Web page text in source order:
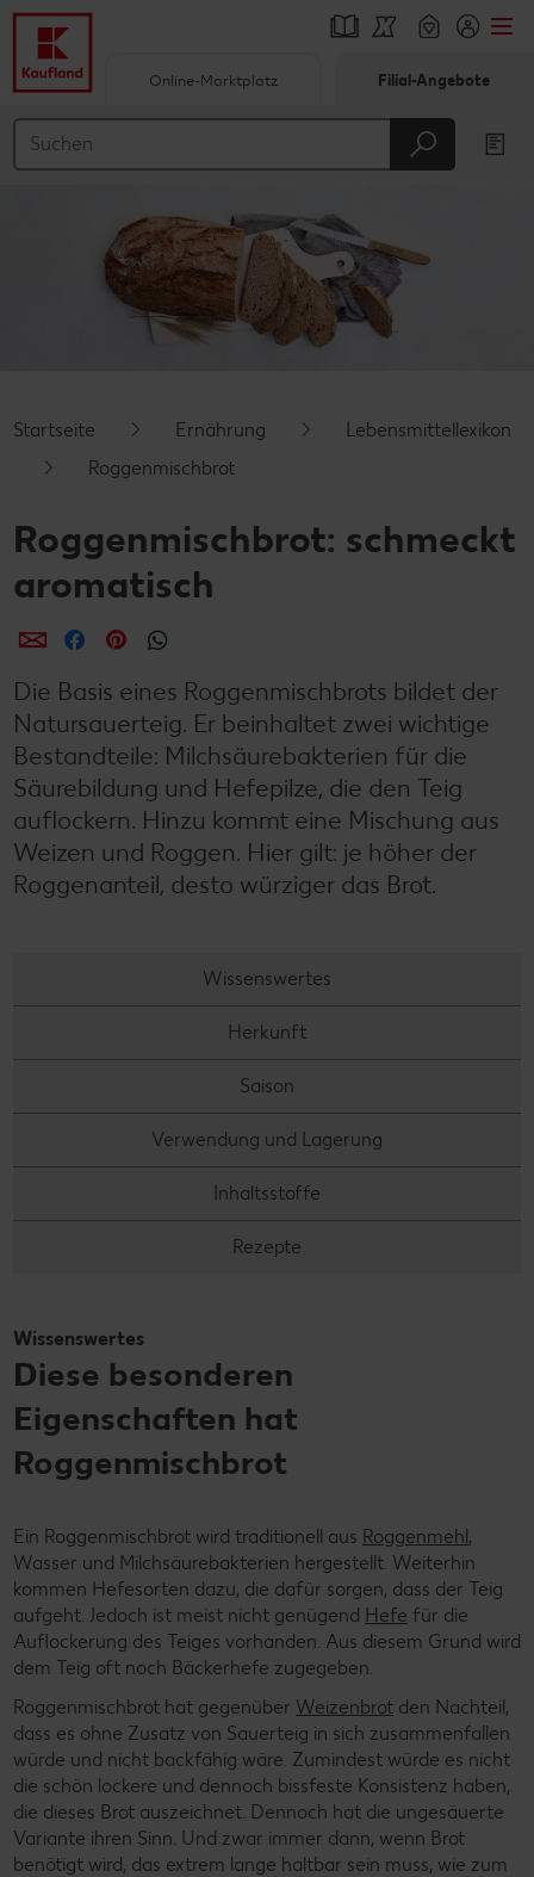
Hauptinhalt
Schwebender Seitenbereich
Online-Marktplatz Filial-Angebote
Startseite Ernährung
Lebensmittellexikon
Roggenmischbrot
Roggenmischbrot: schmeckt
aromatisch
per E-Mail teilen
per Facebook teilen
per Pinterest teilen
Die Basis eines Roggenmischbrots bildet der
Natursauerteig. Er beinhaltet zwei wichtige
Bestandteile: Milchsäurebakterien für die
Säurebildung und Hefepilze, die den Teig
auflockern. Hinzu kommt eine Mischung aus
Weizen und Roggen. Hier gilt: je höher der
Roggenanteil, desto würziger das Brot.
Wissenswertes
Herkunft
Saison
Verwendung und Lagerung
Inhaltsstoffe
Rezepte
Wissenswertes
Diese besonderen
Eigenschaften hat
Roggenmischbrot
Ein Roggenmischbrot wird traditionell aus Roggenmehl,
Wasser und Milchsäurebakterien hergestellt. Weiterhin
kommen Hefesorten dazu, die dafür sorgen, dass der Teig
aufgeht. Jedoch ist meist nicht genügend Hefe für die
Auflockerung des Teiges vorhanden. Aus diesem Grund wird
dem Teig oft noch Bäckerhefe zugegeben.
Roggenmischbrot hat gegenüber Weizenbrot den Nachteil,
dass es ohne Zusatz von Sauerteig in sich zusammenfallen
würde und nicht backfähig wäre. Zumindest würde es nicht
die schön lockere und dennoch bissfeste Konsistenz haben,
die dieses Brot auszeichnet. Dennoch hat die ungesäuerte
Variante ihren Sinn. Und zwar immer dann, wenn Brot
benötigt wird, das extrem lange haltbar sein muss, wie zum